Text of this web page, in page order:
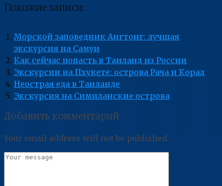
Похожие записи:
Морской заповедник Ангтонг: лучшая
экскурсия на Самуи
Как сейчас попасть в Таиланд из России
Экскурсии на Пхукете: острова Рача и Корал
Неострая еда в Таиланде
Экскурсия на Симиланские острова
Добавить комментарий
Your email address will not be published.